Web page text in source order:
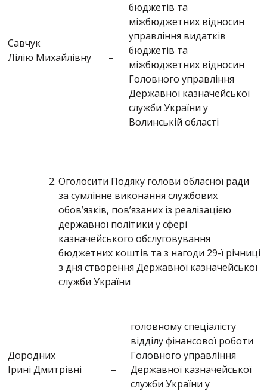
Савчук
Лілію Михайлівну
–
бюджетів та
міжбюджетних відносин
управління видатків
бюджетів та
міжбюджетних відносин
Головного управління
Державної казначейської
служби України у
Волинській області
Оголосити Подяку голови обласної ради
за сумлінне виконання службових
обов’язків, пов’язаних із реалізацією
державної політики у сфері
казначейського обслуговування
бюджетних коштів та з нагоди 29-ї річниці
з дня створення Державної казначейської
служби України
Дородних
Ірині Дмитрівні
–
головному спеціалісту
відділу фінансової роботи
Головного управління
Державної казначейської
служби України у